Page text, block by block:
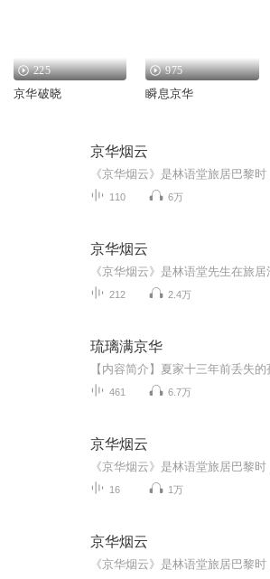
225
京华破晓
975
瞬息京华
京华烟云
110 6万
京华烟云
212 2.4万
琉璃满京华
461 6.7万
京华烟云
16 1万
京华烟云